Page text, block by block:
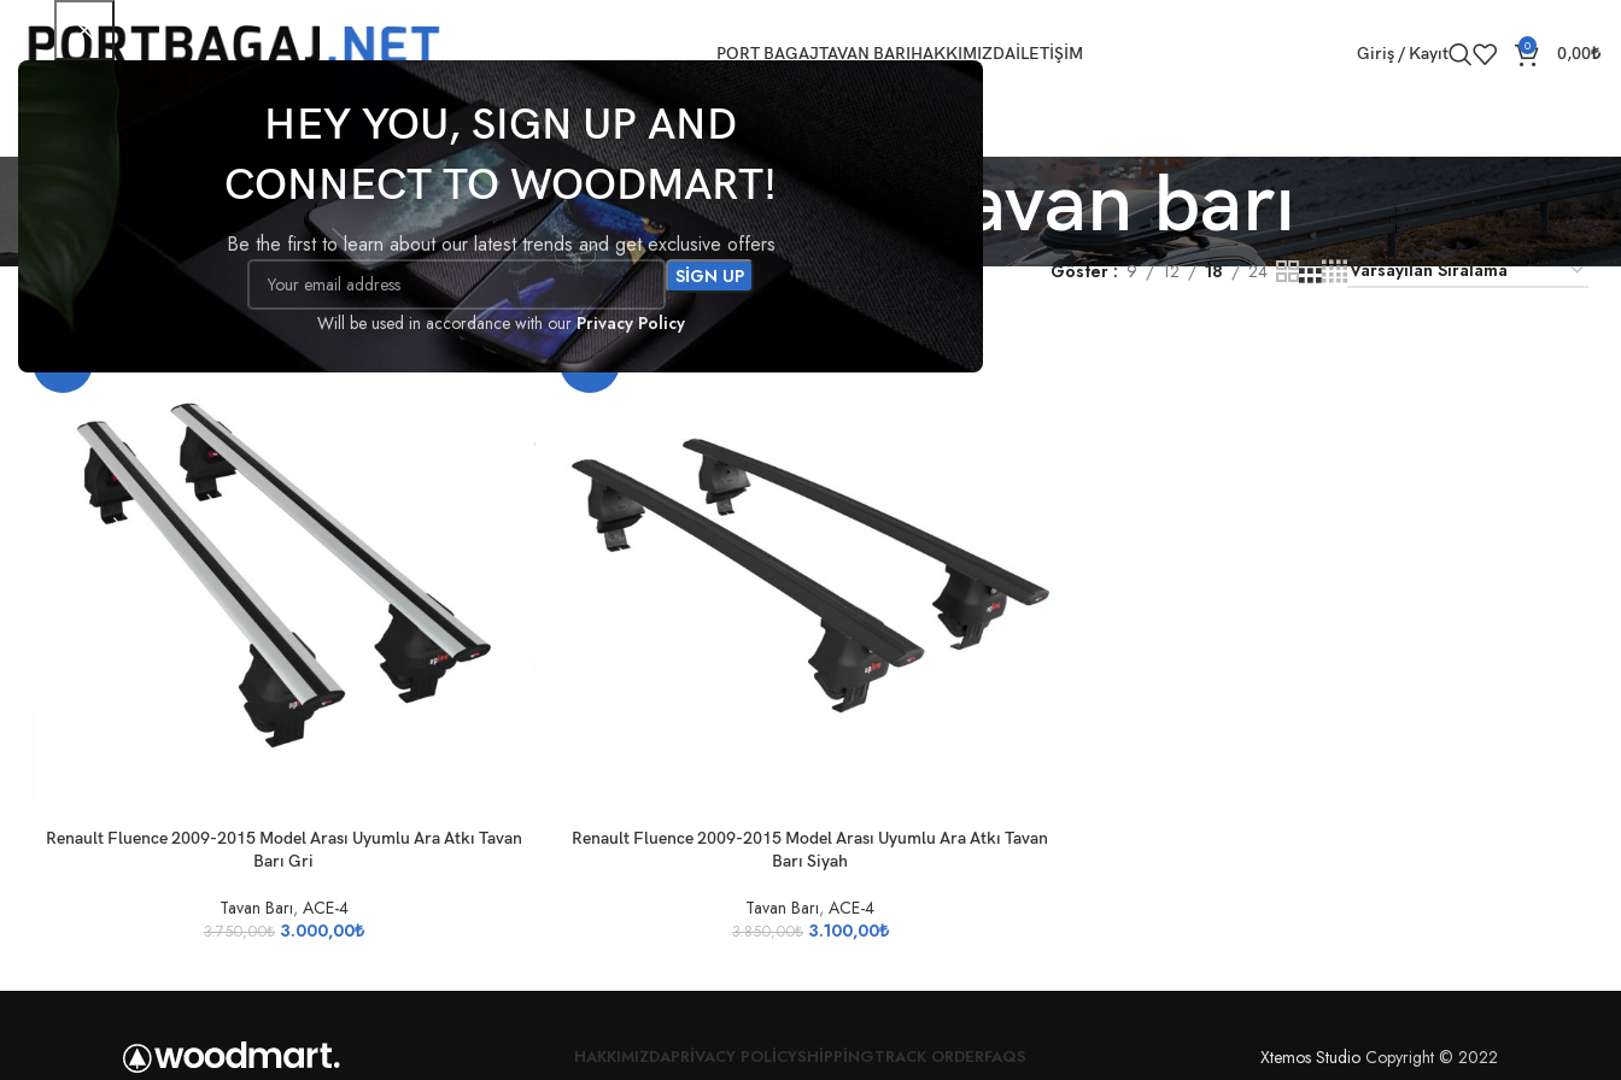
HEY YOU, SIGN UP AND
CONNECT TO WOODMART!
Be the first to learn about our latest trends and get exclusive offers
Will be used in accordance with ourPrivacy Policy
PORT BAGAJTAVAN BARIHAKKIMIZDAİLETİŞİM Giriş / Kayıt 0 0,00₺
Renault Fluence tavan barı
Ana Sayfa Ürünler “Renault Fluence tavan barı” olarak etiketlendi Göster 9 12 18 24
SEPETE EKLE
Renault Fluence 2009-2015 Model Arası Uyumlu Ara Atkı Tavan
Barı Gri
Tavan Barı, ACE-4
3.750,00₺ 3.000,00₺
-19%
SEPETE EKLE
Renault Fluence 2009-2015 Model Arası Uyumlu Ara Atkı Tavan
Barı Siyah
Tavan Barı,ACE-4
3.850,00₺ 3.100,00₺
HAKKIMIZDAPRIVACY POLICYSHIPPINGTRACK ORDERFAQS Xtemos Studio Copyright © 2022